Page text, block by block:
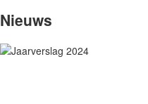
Nieuws